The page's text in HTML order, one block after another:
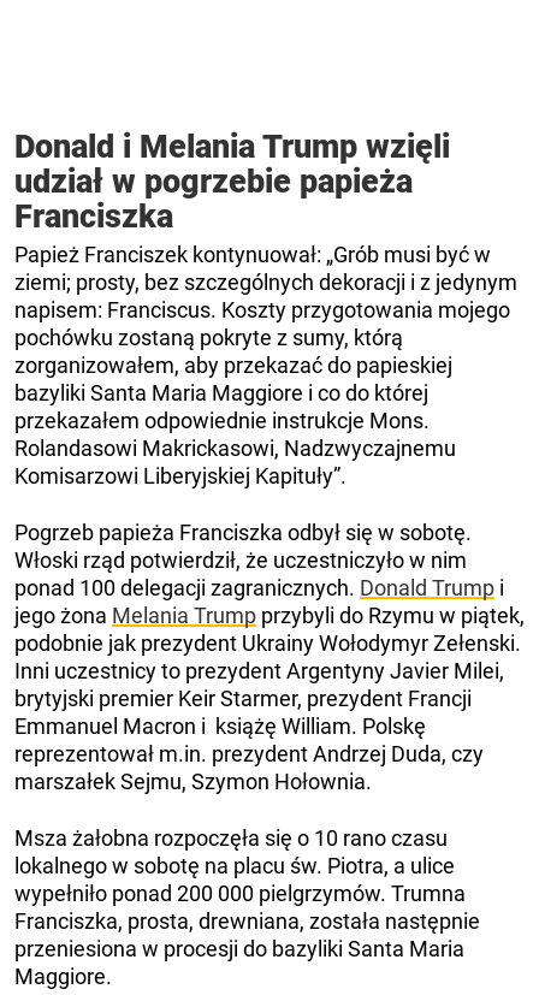
Donald i Melania Trump wzięli
udział w pogrzebie papieża
Franciszka
Papież Franciszek kontynuował: „Grób musi być w
ziemi; prosty, bez szczególnych dekoracji i z jedynym
napisem: Franciscus. Koszty przygotowania mojego
pochówku zostaną pokryte z sumy, którą
zorganizowałem, aby przekazać do papieskiej
bazyliki Santa Maria Maggiore i co do której
przekazałem odpowiednie instrukcje Mons.
Rolandasowi Makrickasowi, Nadzwyczajnemu
Komisarzowi Liberyjskiej Kapituły”.
Pogrzeb papieża Franciszka odbył się w sobotę.
Włoski rząd potwierdził, że uczestniczyło w nim
ponad 100 delegacji zagranicznych. Donald Trump i
jego żona Melania Trump przybyli do Rzymu w piątek,
podobnie jak prezydent Ukrainy Wołodymyr Zełenski.
Inni uczestnicy to prezydent Argentyny Javier Milei,
brytyjski premier Keir Starmer, prezydent Francji
Emmanuel Macron i książę William. Polskę
reprezentował m.in. prezydent Andrzej Duda, czy
marszałek Sejmu, Szymon Hołownia.
Msza żałobna rozpoczęła się o 10 rano czasu
lokalnego w sobotę na placu św. Piotra, a ulice
wypełniło ponad 200 000 pielgrzymów. Trumna
Franciszka, prosta, drewniana, została następnie
przeniesiona w procesji do bazyliki Santa Maria
Maggiore.